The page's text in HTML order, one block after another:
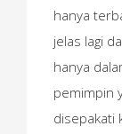
hanya
jelas lagi
hanya
pemimpin
disepakati